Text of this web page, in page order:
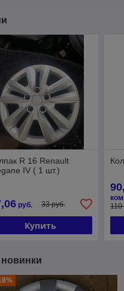
R 16 Renault
IV ( 1 шт.)
руб. 33 руб.
Купить
110